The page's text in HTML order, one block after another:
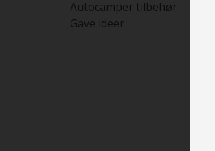
Autocamper tilbehør
Gave ideer